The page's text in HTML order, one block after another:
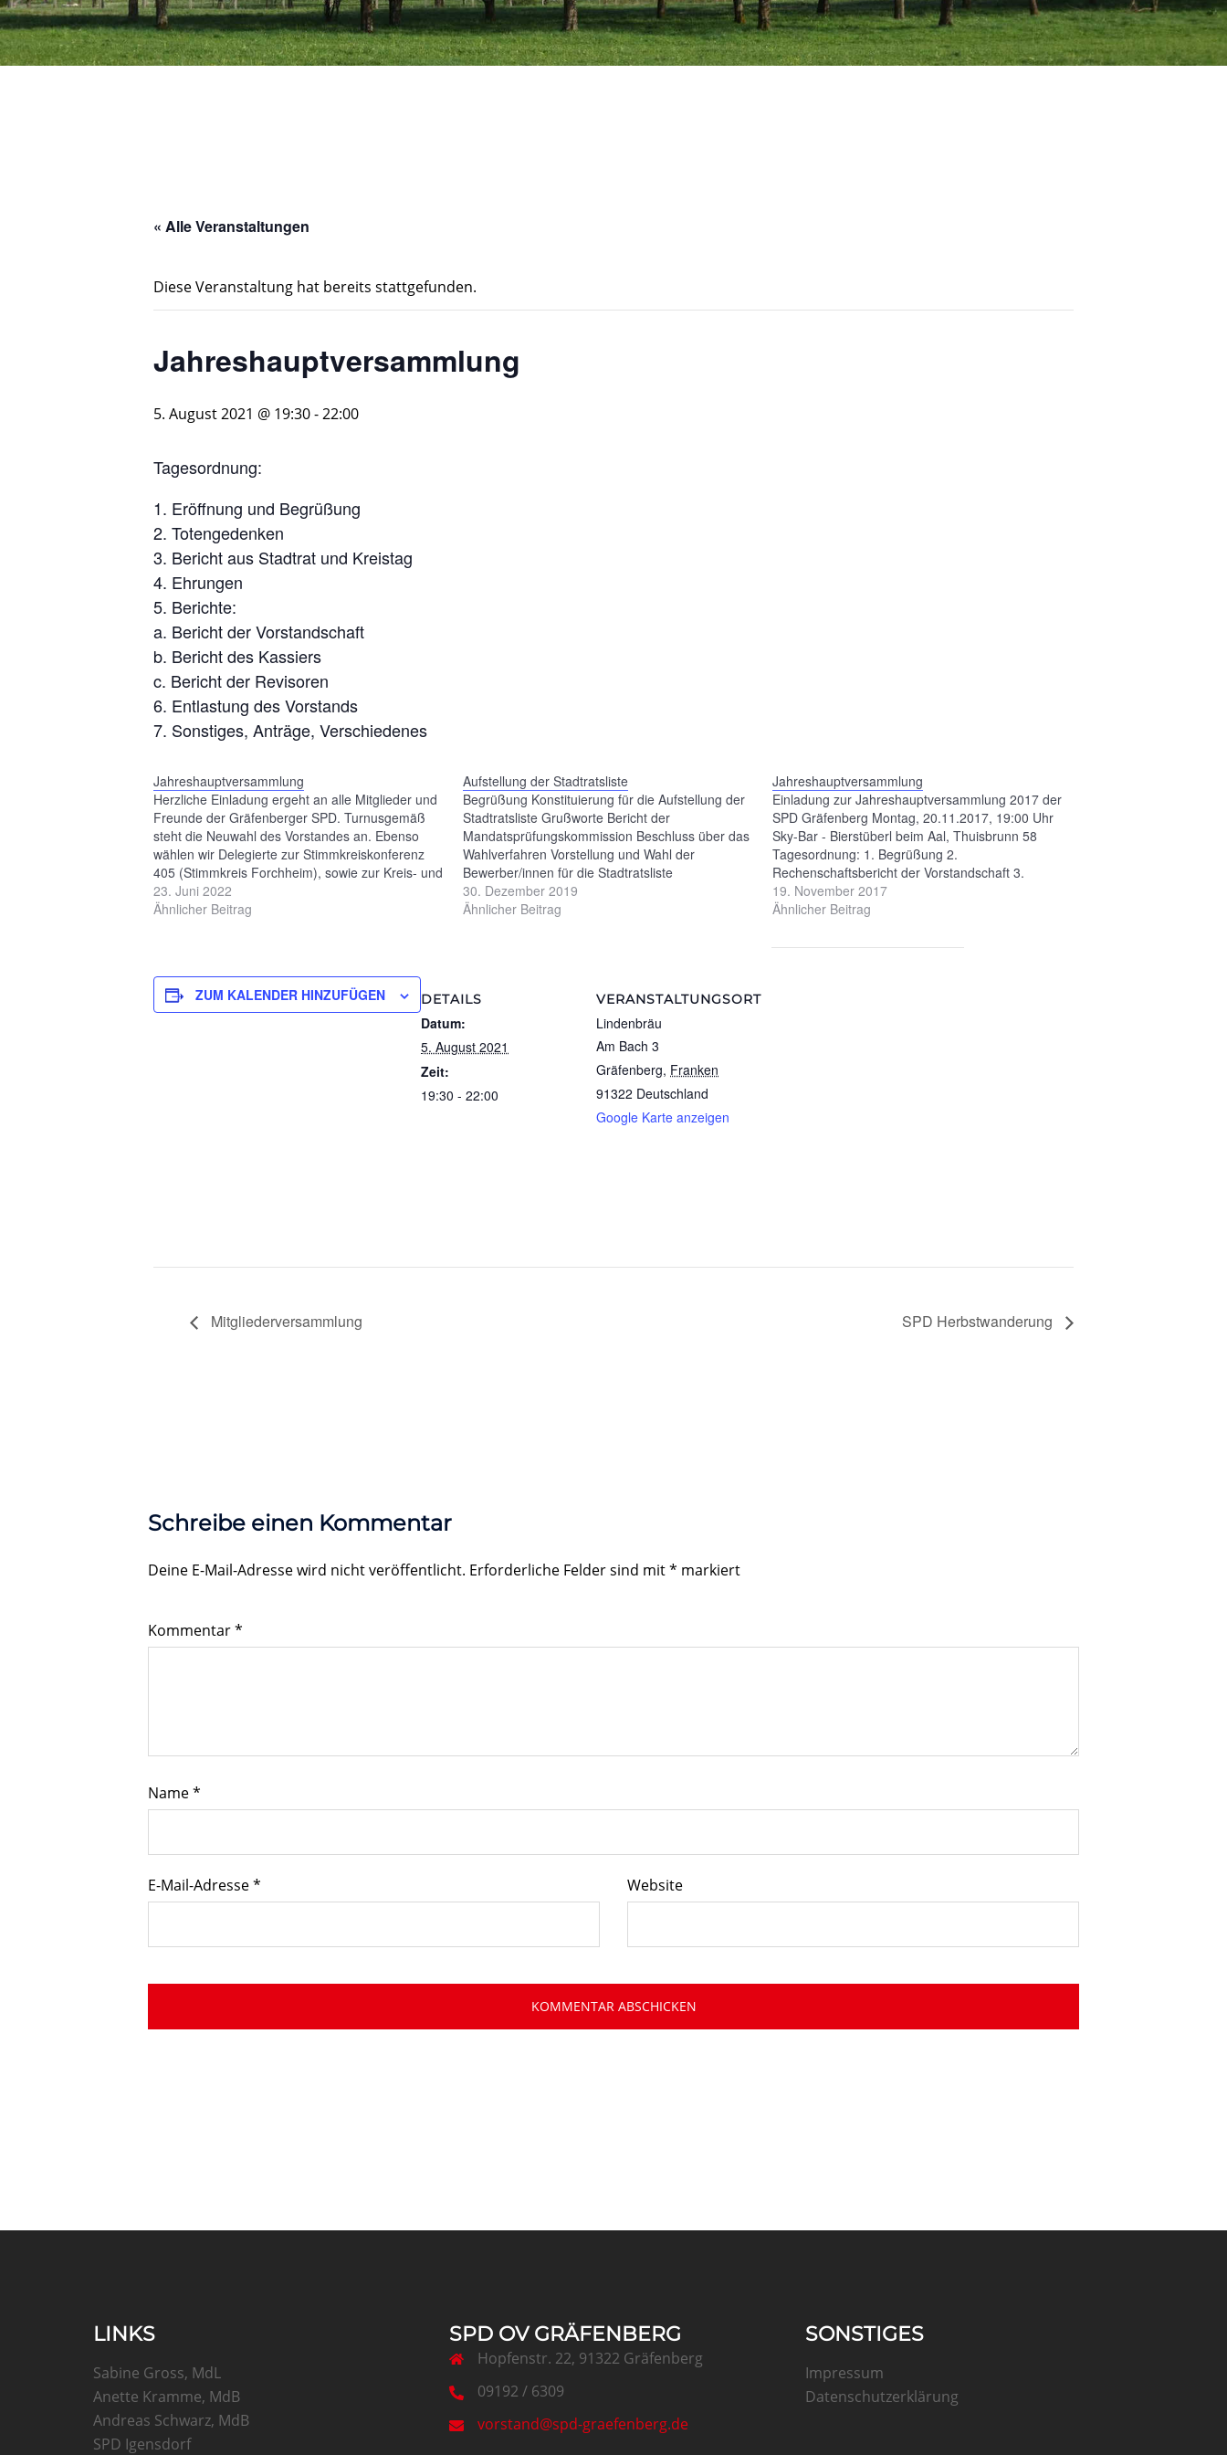
« Alle Veranstaltungen
Diese Veranstaltung hat bereits stattgefunden.
Jahreshauptversammlung
5. August 2021 @ 19:30-22:00
Tagesordnung:
Eröffnung und Begrüßung
Totengedenken
Bericht aus Stadtrat und Kreistag
Ehrungen
Berichte:
a. Bericht der Vorstandschaft
b. Bericht des Kassiers
c. Bericht der Revisoren
Entlastung des Vorstands
Sonstiges, Anträge, Verschiedenes
Jahreshauptversammlung
Herzliche Einladung ergeht an alle Mitglieder und
Freunde der Gräfenberger SPD. Turnusgemäß
steht die Neuwahl des Vorstandes an. Ebenso
wählen wir Delegierte zur Stimmkreiskonferenz
405 (Stimmkreis Forchheim), sowie zur Kreis- und
Unterbezirkskonferenz. Auch möchten wir
langjährige Mitglieder ehren. Obendrauf wollen wir
23. Juni 2022
Ähnlicher Beitrag
Aufstellung der Stadtratsliste
Begrüßung Konstituierung für die Aufstellung der
Stadtratsliste Grußworte Bericht der
Mandatsprüfungskommission Beschluss über das
Wahlverfahren Vorstellung und Wahl der
Bewerber/innen für die Stadtratsliste
Schlussabstimmung über die Liste (Blockwahl)
Beschluss über das Nachrückverfahren Sonstiges
30. Dezember 2019
Ähnlicher Beitrag
Jahreshauptversammlung
Einladung zur Jahreshauptversammlung 2017 der
SPD Gräfenberg Montag, 20.11.2017, 19:00 Uhr
Sky-Bar - Bierstüberl beim Aal, Thuisbrunn 58
Tagesordnung: 1. Begrüßung 2.
Rechenschaftsbericht der Vorstandschaft 3.
Kassenbericht 4. Entlastung der Vorstandschaft 5.
Neuwahlen: a) Vorstandschaft b) Delegierte 6.
7. Verschiedenes / Wünsche…
19. November 2017
Ähnlicher Beitrag
ZUM KALENDER HINZUFÜGEN DETAILS
Datum:
5. August 2021
Zeit:
19:30 - 22:00
VERANSTALTUNGSORT
Lindenbräu
Am Bach 3
Gräfenberg, Franken
91322 Deutschland
Google Karte anzeigen
Mitgliederversammlung SPD Herbstwanderung
Schreibe einen Kommentar
Deine E-Mail-Adresse wird nicht veröffentlicht. Erforderliche Felder sind mit* markiert
Kommentar*
Name*
E-Mail-Adresse* Website
LINKS
Sabine Gross, MdL
Anette Kramme, MdB
Andreas Schwarz, MdB
SPD Igensdorf
SPD OV GRÄFENBERG
Hopfenstr. 22, 91322 Gräfenberg
09192 / 6309
vorstand@spd-graefenberg.de
SONSTIGES
Impressum
Datenschutzerklärung